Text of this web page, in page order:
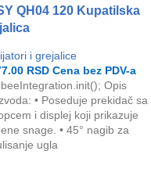
QH04 120 Kupatilska
i grejalice
RSD Cena bez PDV-a
Opis
• Poseduje prekidač sa
i displej koji prikazuje
snage. • 45° nagib za
ugla